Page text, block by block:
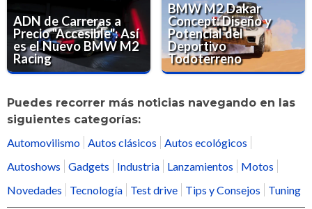
ADN de Carreras a
Precio "Accesible": Así
es el Nuevo BMW M2
Racing
BMW M2 Dakar
Concept: Diseño y
Potencial del
Deportivo
Todoterreno
Puedes recorrer más noticias navegando en las
siguientes categorías:
Automovilismo
Autos clásicos
Autos ecológicos
Autoshows
Gadgets Industria Lanzamientos
Motos
Novedades
Tecnología Test drive Tips y Consejos Tuning